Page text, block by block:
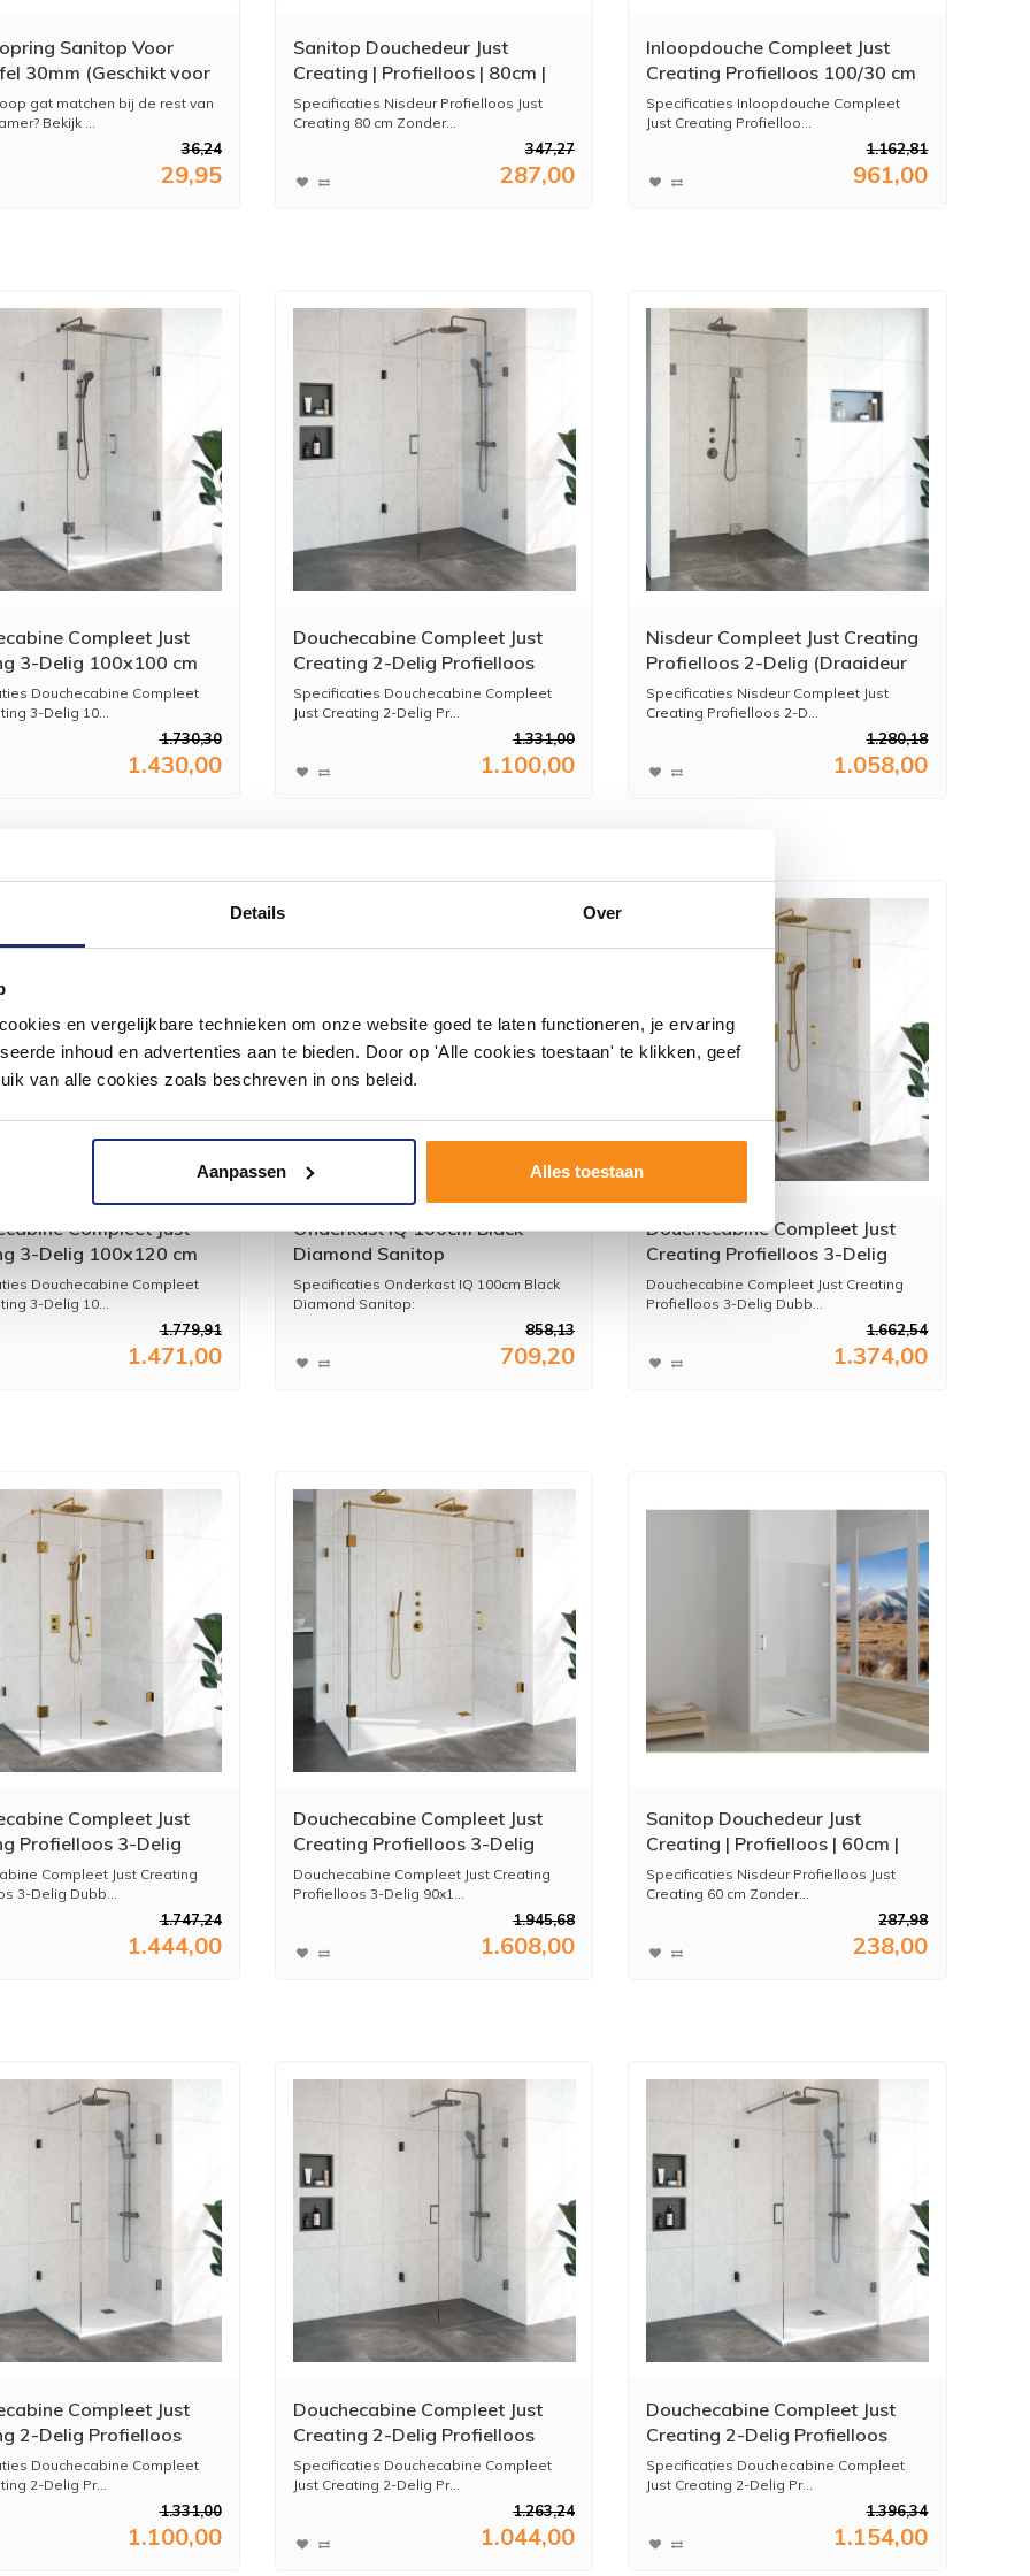
Details Over
en vergelijkbare technieken om onze website goed te laten functioneren, je ervaring
inhoud en advertenties aan te bieden. Door op 'Alle cookies toestaan' te klikken, geef
van alle cookies zoals beschreven in ons beleid.
Aanpassen Alles toestaan
Sanitop Voor
30mm (Geschikt voor
mm)
gat matchen bij de rest van
Bekijk ...
36,24
29,95
Sanitop Douchedeur Just
Creating | Profielloos | 80cm |
Omkeerbaar Helder Glas |
Nisdeur
Specificaties Nisdeur Profielloos Just
Creating 80 cm Zonder...
347,27
287,00
Inloopdouche Compleet Just
Creating Profielloos 100/30 cm
Draaibaar Gunmetal
Specificaties Inloopdouche Compleet
Just Creating Profielloo...
1.162,81
961,00
Compleet Just
3-Delig 100x100 cm
Douchecabine Compleet
3-Delig 10...
1.730,30
1.430,00
Douchecabine Compleet Just
Creating 2-Delig Profielloos
100x80 cm Gunmetal
Specificaties Douchecabine Compleet
Just Creating 2-Delig Pr...
1.331,00
1.100,00
Nisdeur Compleet Just Creating
Profielloos 2-Delig (Draaideur
Bevestigd op Inloopwand)
130x200 cm 60/70 Gunmetal
Specificaties Nisdeur Compleet Just
Creating Profielloos 2-D...
1.280,18
1.058,00
Compleet Just
3-Delig 100x120 cm
Douchecabine Compleet
3-Delig 10...
1.779,91
1.471,00
Onderkast IQ 100cm Black
Diamond Sanitop
Specificaties Onderkast IQ 100cm Black
Diamond Sanitop:
858,13
709,20
Douchecabine Compleet Just
Creating Profielloos 3-Delig
Dubbel Draaibaar 90x90 cm
Goud
Douchecabine Compleet Just Creating
Profielloos 3-Delig Dubb...
1.662,54
1.374,00
Compleet Just
Profielloos 3-Delig
Draaibaar 90x120 cm
Compleet Just Creating
3-Delig Dubb...
1.747,24
1.444,00
Douchecabine Compleet Just
Creating Profielloos 3-Delig
90x180 cm Goud
Douchecabine Compleet Just Creating
Profielloos 3-Delig 90x1...
1.945,68
1.608,00
Sanitop Douchedeur Just
Creating | Profielloos | 60cm |
Omkeerbaar Helder Glas |
Nisdeur
Specificaties Nisdeur Profielloos Just
Creating 60 cm Zonder...
287,98
238,00
Compleet Just
2-Delig Profielloos
Gunmetal
Douchecabine Compleet
2-Delig Pr...
1.331,00
1.100,00
Douchecabine Compleet Just
Creating 2-Delig Profielloos
80x80 cm Gunmetal
Specificaties Douchecabine Compleet
Just Creating 2-Delig Pr...
1.263,24
1.044,00
Douchecabine Compleet Just
Creating 2-Delig Profielloos
100x100 cm Gunmetal
Specificaties Douchecabine Compleet
Just Creating 2-Delig Pr...
1.396,34
1.154,00